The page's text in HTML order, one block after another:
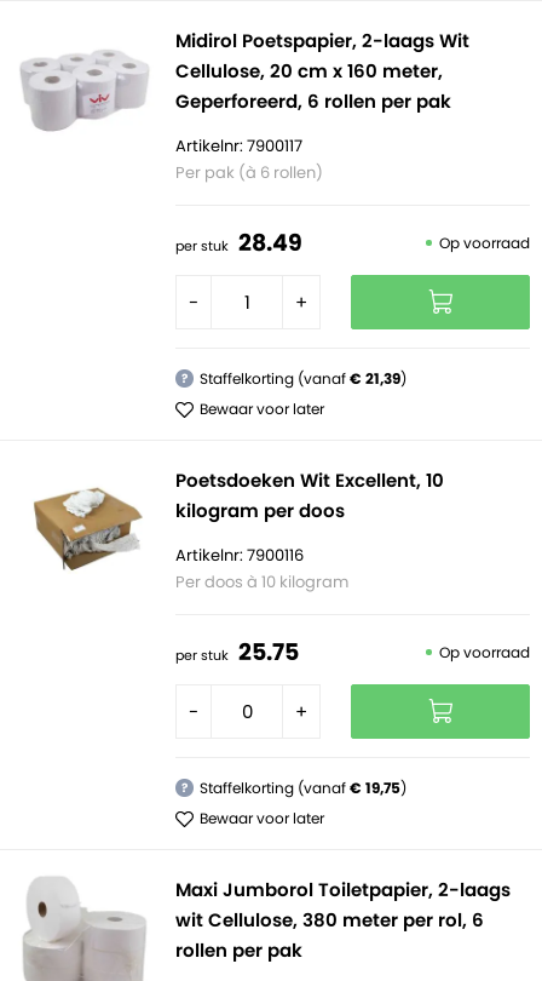
Midirol Poetspapier, 2-laags Wit
Cellulose, 20 cm x 160 meter,
Geperforeerd, 6 rollen per pak
Artikelnr: 7900117
Per pak (à 6 rollen)
per stuk 28.49 Op voorraad
- +
? Staffelkorting (vanaf€ 21,39)
Bewaar voor later
Poetsdoeken Wit Excellent, 10
kilogram per doos
Artikelnr: 7900116
Per doos à 10 kilogram
per stuk 25.75 Op voorraad
- +
? Staffelkorting (vanaf€ 19,75)
Bewaar voor later
Maxi Jumborol Toiletpapier, 2-laags
wit Cellulose, 380 meter per rol, 6
rollen per pak